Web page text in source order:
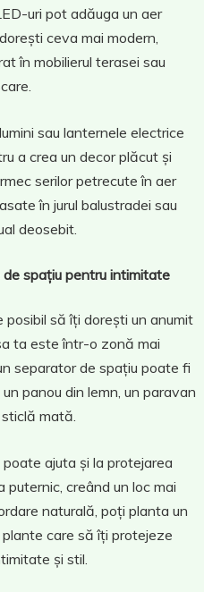
uri pot adăuga un aer
ceva mai modern,
în mobilierul terasei sau
sau lanternele electrice
a crea un decor plăcut și
serilor petrecute în aer
în jurul balustradei sau
deosebit.
spațiu pentru intimitate
să îți dorești un anumit
ta este într-o zonă mai
separator de spațiu poate fi
panou din lemn, un paravan
mată.
ajuta și la protejarea
creând un loc mai
naturală, poți planta un
care să îți protejeze
și stil.